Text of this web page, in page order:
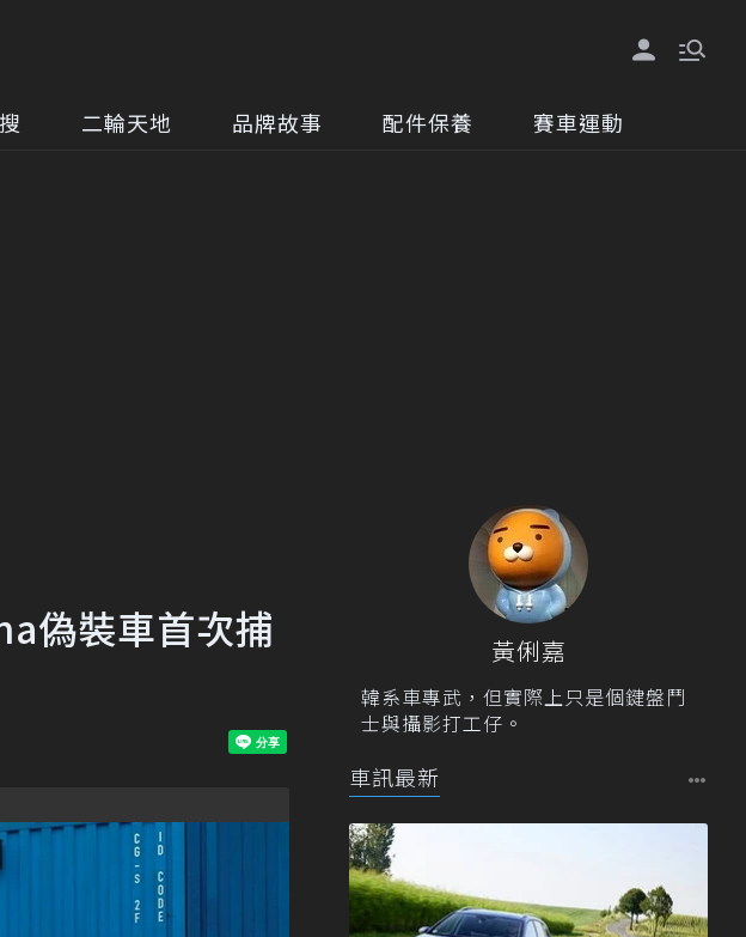
二輪天地 品牌故事 配件保養 賽車運動
偽裝車首次捕
黃俐嘉
韓系車專武，但實際上只是個鍵盤鬥
士與攝影打工仔。
車訊最新